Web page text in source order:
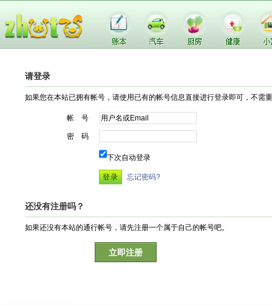
请登录
如果您在本站已拥有帐号，请使用已有的帐号信息直接进行登录即可，不需
帐 号
密 码
下次自动登录
忘记密码?
还没有注册吗？
如果还没有本站的通行帐号，请先注册一个属于自己的帐号吧。
立即注册